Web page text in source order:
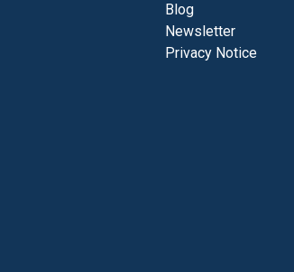
Blog
Newsletter
Privacy Notice